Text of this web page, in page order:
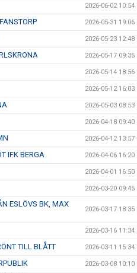
2026-06-02 10:54
2026-05-31 19:06
2026-05-23 12:48
2026-05-17 09:35
2026-05-14 18:56
2026-05-12 16:03
2026-05-03 08:53
2026-04-18 09:40
2026-04-12 13:57
IFK BERGA 2026-04-06 16:20
2026-04-01 16:50
2026-03-20 09:45
ESLÖVS BK, MAX
2026-03-17 18:35
2026-03-16 11:34
TILL BLÅTT 2026-03-11 15:34
2026-03-08 10:10